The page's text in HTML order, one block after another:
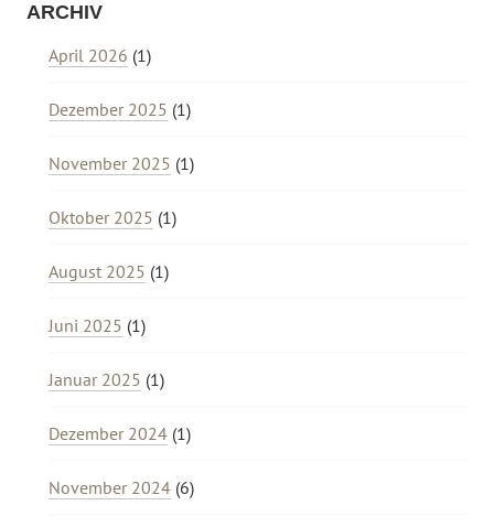
ARCHIV
April 2026 (1)
Dezember 2025 (1)
November 2025 (1)
Oktober 2025 (1)
August 2025 (1)
Juni 2025 (1)
Januar 2025 (1)
Dezember 2024 (1)
November 2024 (6)